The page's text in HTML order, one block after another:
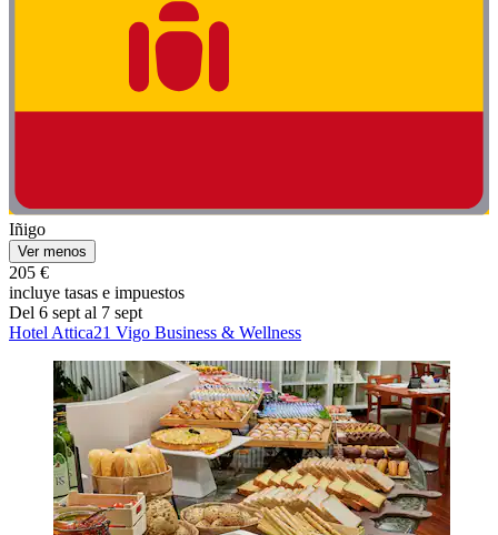
Iñigo
Ver menos
205 €
incluye tasas e impuestos
Del 6 sept al 7 sept
Hotel Attica21 Vigo Business & Wellness